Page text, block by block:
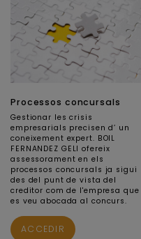
Processos concursals
Gestionar les crisis
empresarials precisen d’ un
coneixement expert. BOIL
FERNANDEZ GELI ofereix
assessorament en els
processos concursals ja sigui
des del punt de vista del
creditor com de l'empresa que
es veu abocada al concurs.
ACCEDIR